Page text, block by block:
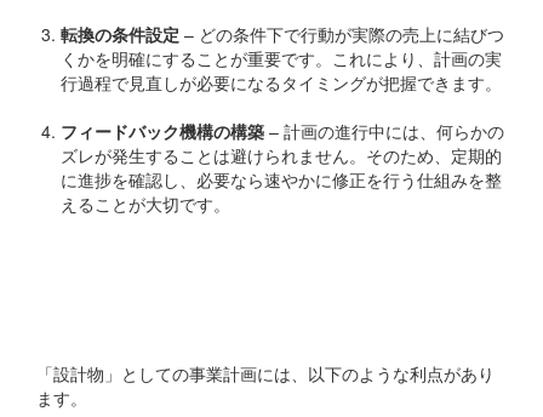
転換の条件設定 – どの条件下で行動が実際の売上に結びつ
くかを明確にすることが重要です。これにより、計画の実
行過程で見直しが必要になるタイミングが把握できます。
フィードバック機構の構築 – 計画の進行中には、何らかの
ズレが発生することは避けられません。そのため、定期的
に進捗を確認し、必要なら速やかに修正を行う仕組みを整
えることが大切です。
「設計物」としての事業計画には、以下のような利点があり
ます。